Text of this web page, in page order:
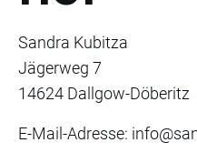
Sandra Kubitza
Jägerweg 7
14624 Dallgow-Döberitz
E-Mail-Adresse: